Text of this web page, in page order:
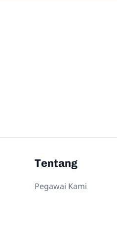
Tentang
Pegawai Kami